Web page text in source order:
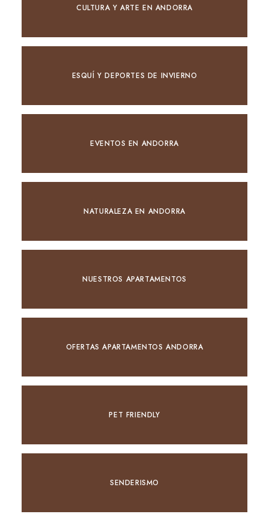
CULTURA Y ARTE EN ANDORRA
ESQUÍ Y DEPORTES DE INVIERNO
EVENTOS EN ANDORRA
NATURALEZA EN ANDORRA
NUESTROS APARTAMENTOS
OFERTAS APARTAMENTOS ANDORRA
PET FRIENDLY
SENDERISMO